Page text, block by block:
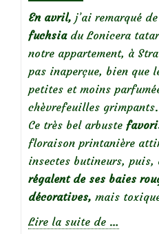
En avril, j’ai remarqué
fuchsiadu Lonicera
notre appartement, à
pas inaperçue, bien que
petites et moins
chèvrefeuilles grimpants.
Ce très bel arbuste
floraison printanière
insectes butineurs, puis,
régalent de ses baies
décoratives, mais
Lire la suite de …